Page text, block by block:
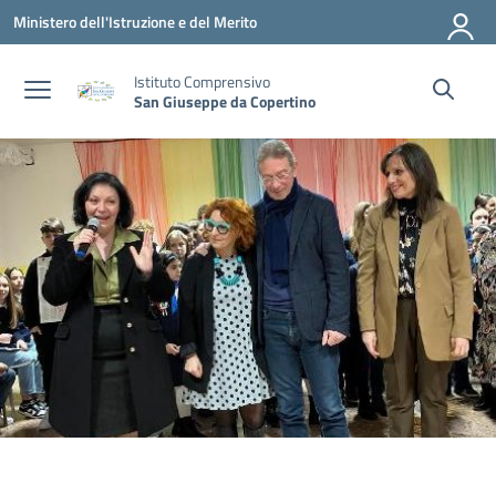
Vai ai contenuti
Vai al menu di navigazione
Vai al footer
Ministero dell'Istruzione e del Merito
Istituto Comprensivo
San Giuseppe da Copertino